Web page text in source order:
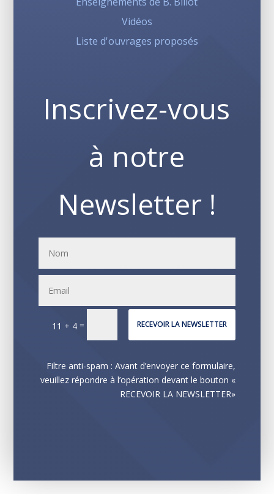
Vidéos
Liste d'ouvrages proposés
Inscrivez-vous
à notre
Newsletter !
11 + 4 = RECEVOIR LA NEWSLETTER
Filtre anti-spam : Avant d’envoyer ce formulaire,
veuillez répondre à l’opération devant le bouton «
RECEVOIR LA NEWSLETTER»